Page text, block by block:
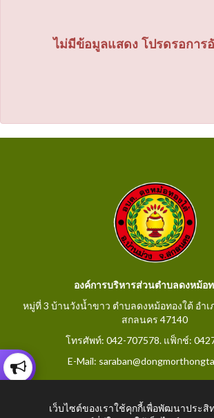
ไม่มีข้อมูลแสดง โปรดรอการ
องค์การบริหารส่วนตำบลดงหม้อ
หมู่ที่ 3 บ้านวังน้ำขาว ตำบลดงหม้อทองใต้ อำเ
สกลนคร 47140
โทรศัพท์: 042-707578. แฟ็กช์:
E-Mail:
เว็บไซต์ของเราใช้คุกกี้เพื่อพัฒนาประสิ